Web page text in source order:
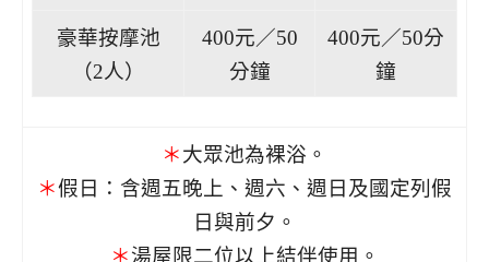
豪華按摩池
（2人）
400元／50
分鐘
400元／50分
鐘
＊大眾池為裸浴。
＊假日：含週五晚上、週六、週日及國定列假
日與前夕。
＊湯屋限二位以上結伴使用。